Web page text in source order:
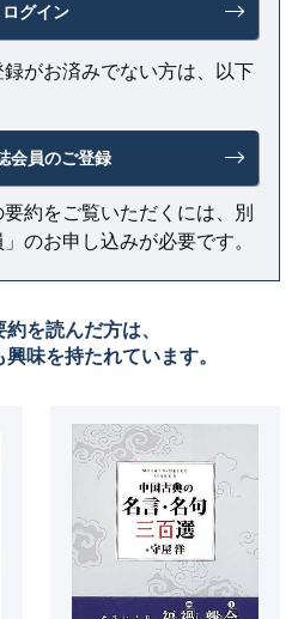
ログイン
録がお済みでない方は、以下
会員のご登録
約をご覧いただくには、別
のお申し込みが必要です。
を読んだ方は、
味を持たれています。